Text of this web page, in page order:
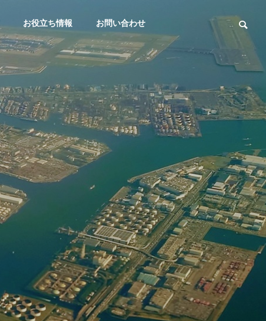
お役立ち情報 お問い合わせ
THREE PROMISES
３つのお約束
Elderly Suppo
高齢者支援
Animal Welfa
re
動物愛護
大田区議会議員：佐藤なおみ/令
和7年第1回大田区議会定例会（3
月5日（第4日）/討論）
大田区議会議
和6年第4回大
1月29日/一般質